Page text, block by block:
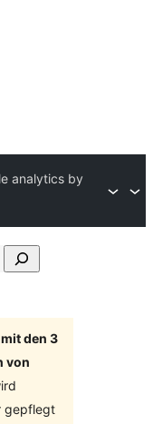
analytics by
den 3
von
gepflegt